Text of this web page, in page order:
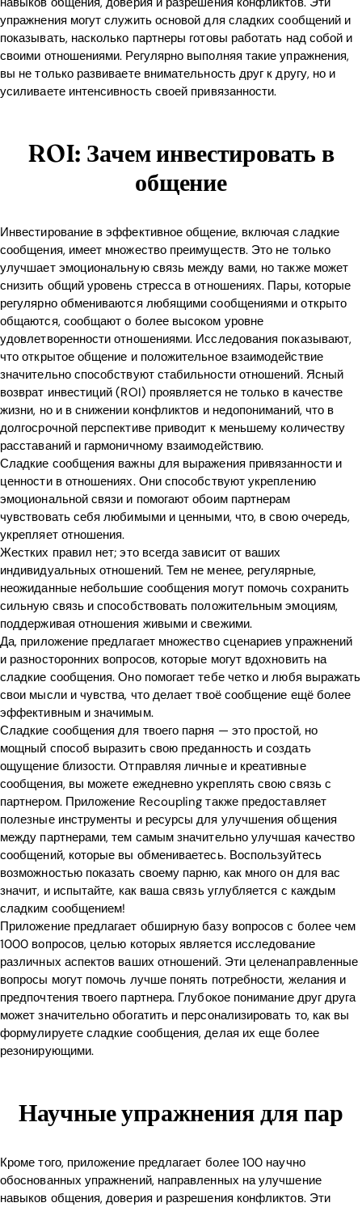
упражнения могут служить основой для сладких сообщений и
показывать, насколько партнеры готовы работать над собой и
своими отношениями. Регулярно выполняя такие упражнения,
вы не только развиваете внимательность друг к другу, но и
усиливаете интенсивность своей привязанности.
ROI: Зачем инвестировать в
общение
Инвестирование в эффективное общение, включая сладкие
сообщения, имеет множество преимуществ. Это не только
улучшает эмоциональную связь между вами, но также может
снизить общий уровень стресса в отношениях. Пары, которые
регулярно обмениваются любящими сообщениями и открыто
общаются, сообщают о более высоком уровне
удовлетворенности отношениями. Исследования показывают,
что открытое общение и положительное взаимодействие
значительно способствуют стабильности отношений. Ясный
возврат инвестиций (ROI) проявляется не только в качестве
жизни, но и в снижении конфликтов и недопониманий, что в
долгосрочной перспективе приводит к меньшему количеству
расставаний и гармоничному взаимодействию.
Сладкие сообщения важны для выражения привязанности и
ценности в отношениях. Они способствуют укреплению
эмоциональной связи и помогают обоим партнерам
чувствовать себя любимыми и ценными, что, в свою очередь,
укрепляет отношения.
Жестких правил нет; это всегда зависит от ваших
индивидуальных отношений. Тем не менее, регулярные,
неожиданные небольшие сообщения могут помочь сохранить
сильную связь и способствовать положительным эмоциям,
поддерживая отношения живыми и свежими.
Да, приложение предлагает множество сценариев упражнений
и разносторонних вопросов, которые могут вдохновить на
сладкие сообщения. Оно помогает тебе четко и любя выражать
свои мысли и чувства, что делает твоё сообщение ещё более
эффективным и значимым.
Сладкие сообщения для твоего парня — это простой, но
мощный способ выразить свою преданность и создать
ощущение близости. Отправляя личные и креативные
сообщения, вы можете ежедневно укреплять свою связь с
партнером. Приложение Recoupling также предоставляет
полезные инструменты и ресурсы для улучшения общения
между партнерами, тем самым значительно улучшая качество
сообщений, которые вы обмениваетесь. Воспользуйтесь
возможностью показать своему парню, как много он для вас
значит, и испытайте, как ваша связь углубляется с каждым
сладким сообщением!
Приложение предлагает обширную базу вопросов с более чем
1000 вопросов, целью которых является исследование
различных аспектов ваших отношений. Эти целенаправленные
вопросы могут помочь лучше понять потребности, желания и
предпочтения твоего партнера. Глубокое понимание друг друга
может значительно обогатить и персонализировать то, как вы
формулируете сладкие сообщения, делая их еще более
резонирующими.
Научные упражнения для пар
Кроме того, приложение предлагает более 100 научно
обоснованных упражнений, направленных на улучшение
навыков общения, доверия и разрешения конфликтов. Эти